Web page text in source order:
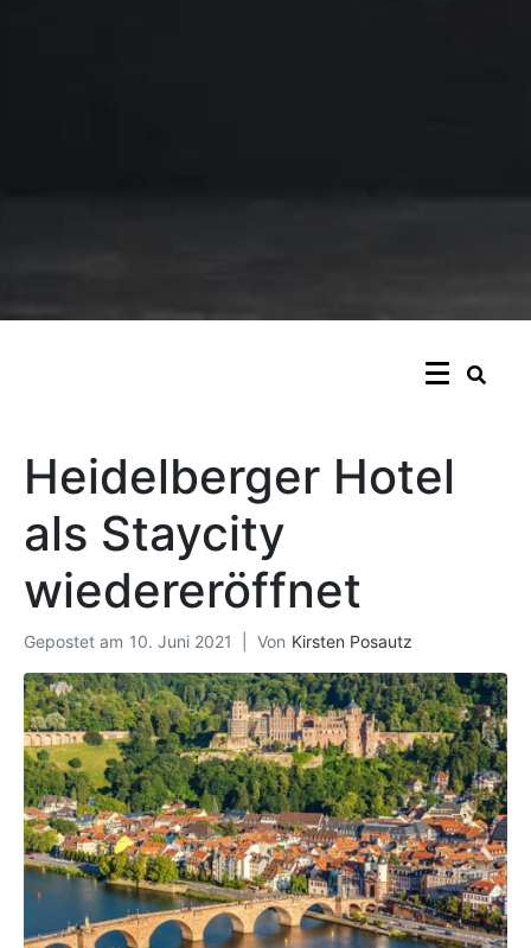
Heidelberger Hotel
als Staycity
wiedereröffnet
Gepostet am 10. Juni 2021 Von Kirsten Posautz